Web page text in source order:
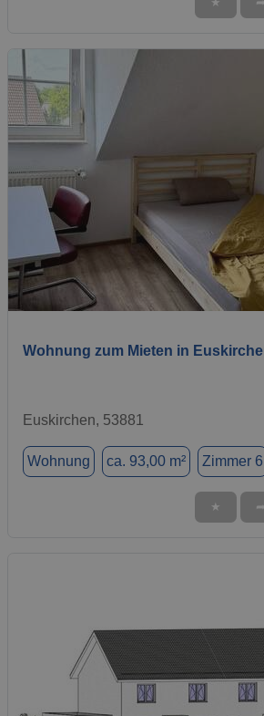
Wohnung zum Mieten in
Euskirchen, 53881
Wohnung ca. 93,00 m² Zimmer 6
★ ➦